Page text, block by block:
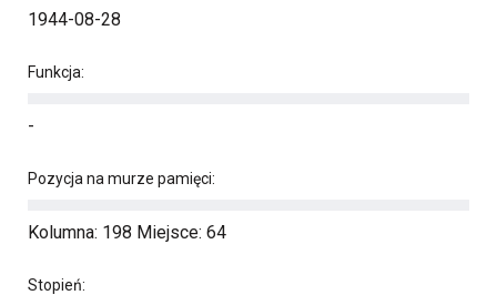
1944-08-28
Funkcja:
-
Pozycja na murze pamięci:
Kolumna: 198 Miejsce: 64
Stopień: